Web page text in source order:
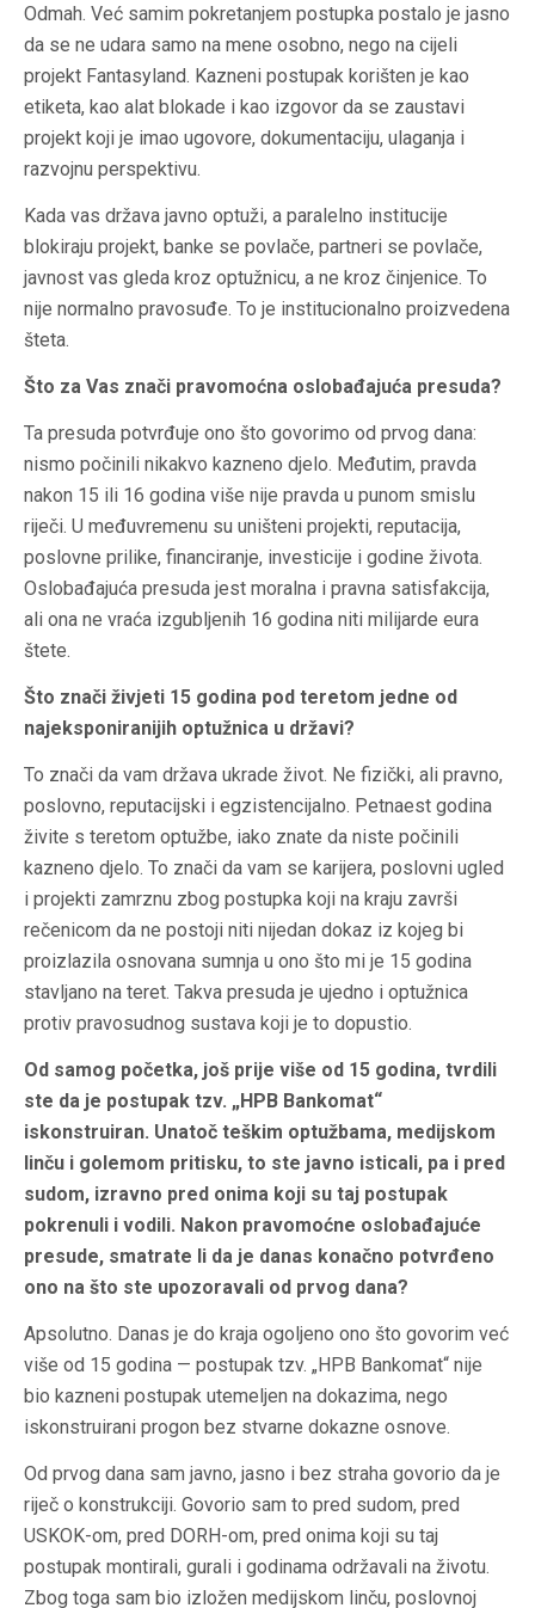
Odmah. Već samim pokretanjem postupka postalo je jasno
da se ne udara samo na mene osobno, nego na cijeli
projekt Fantasyland. Kazneni postupak korišten je kao
etiketa, kao alat blokade i kao izgovor da se zaustavi
projekt koji je imao ugovore, dokumentaciju, ulaganja i
razvojnu perspektivu.
Kada vas država javno optuži, a paralelno institucije
blokiraju projekt, banke se povlače, partneri se povlače,
javnost vas gleda kroz optužnicu, a ne kroz činjenice. To
nije normalno pravosuđe. To je institucionalno proizvedena
šteta.
Što za Vas znači pravomoćna oslobađajuća presuda?
Ta presuda potvrđuje ono što govorimo od prvog dana:
nismo počinili nikakvo kazneno djelo. Međutim, pravda
nakon 15 ili 16 godina više nije pravda u punom smislu
riječi. U međuvremenu su uništeni projekti, reputacija,
poslovne prilike, financiranje, investicije i godine života.
Oslobađajuća presuda jest moralna i pravna satisfakcija,
ali ona ne vraća izgubljenih 16 godina niti milijarde eura
štete.
Što znači živjeti 15 godina pod teretom jedne od
najeksponiranijih optužnica u državi?
To znači da vam država ukrade život. Ne fizički, ali pravno,
poslovno, reputacijski i egzistencijalno. Petnaest godina
živite s teretom optužbe, iako znate da niste počinili
kazneno djelo. To znači da vam se karijera, poslovni ugled
i projekti zamrznu zbog postupka koji na kraju završi
rečenicom da ne postoji niti nijedan dokaz iz kojeg bi
proizlazila osnovana sumnja u ono što mi je 15 godina
stavljano na teret. Takva presuda je ujedno i optužnica
protiv pravosudnog sustava koji je to dopustio.
Od samog početka, još prije više od 15 godina, tvrdili
ste da je postupak tzv. „HPB Bankomat“
iskonstruiran. Unatoč teškim optužbama, medijskom
linču i golemom pritisku, to ste javno isticali, pa i pred
sudom, izravno pred onima koji su taj postupak
pokrenuli i vodili. Nakon pravomoćne oslobađajuće
presude, smatrate li da je danas konačno potvrđeno
ono na što ste upozoravali od prvog dana?
Apsolutno. Danas je do kraja ogoljeno ono što govorim već
više od 15 godina — postupak tzv. „HPB Bankomat“ nije
bio kazneni postupak utemeljen na dokazima, nego
iskonstruirani progon bez stvarne dokazne osnove.
Od prvog dana sam javno, jasno i bez straha govorio da je
riječ o konstrukciji. Govorio sam to pred sudom, pred
USKOK-om, pred DORH-om, pred onima koji su taj
postupak montirali, gurali i godinama održavali na životu.
Zbog toga sam bio izložen medijskom linču, poslovnoj